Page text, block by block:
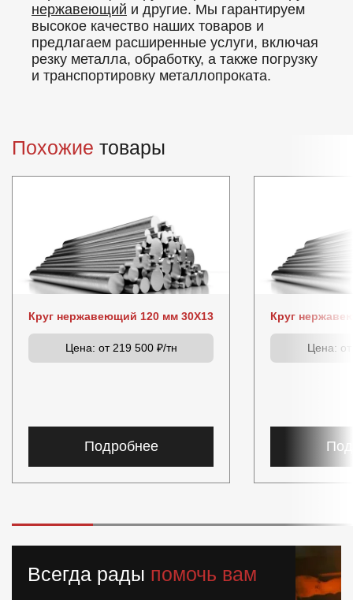
нержавеющий и другие. Мы гарантируем
высокое качество наших товаров и
предлагаем расширенные услуги, включая
резку металла, обработку, а также погрузку
и транспортировку металлопроката.
Похожие товары
Круг нержавеющий 120 мм 30Х13
Цена: от 219 500 ₽/тн
Подробнее
Круг
Цена:
Всегда рады помочь вам